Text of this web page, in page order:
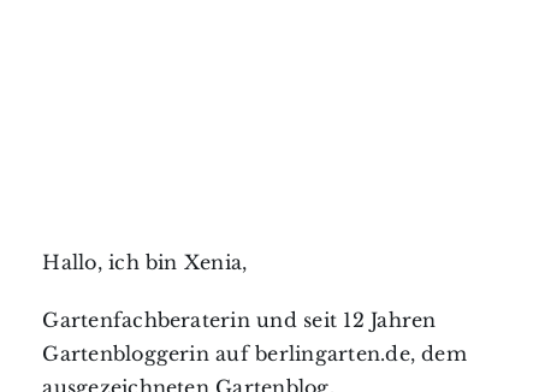
Hallo, ich bin Xenia,
Gartenfachberaterin und seit 12 Jahren
Gartenbloggerin auf berlingarten.de, dem
ausgezeichneten Gartenblog.